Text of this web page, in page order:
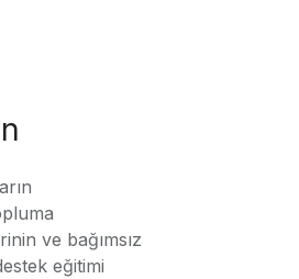
ve bağımsız
eğitimi